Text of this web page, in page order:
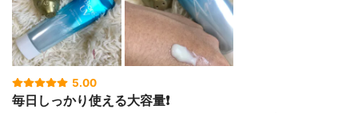
5.00
毎日しっかり使える大容量❗